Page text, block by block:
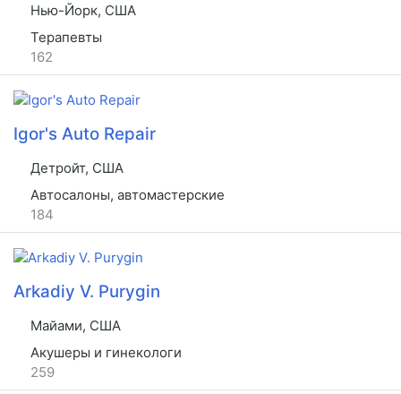
Нью-Йорк, США
Терапевты
162
Igor's Auto Repair
Детройт, США
Автосалоны, автомастерские
184
Arkadiy V. Purygin
Майами, США
Акушеры и гинекологи
259